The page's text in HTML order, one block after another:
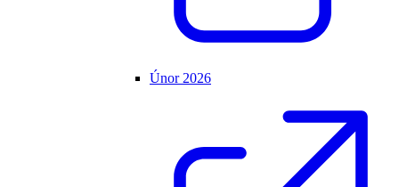
Únor 2026